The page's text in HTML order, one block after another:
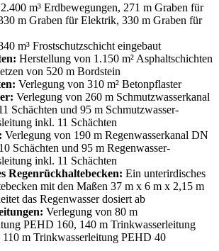
2.400 m³ Erdbewegungen, 271 m Graben für
m Graben für Elektrik, 330 m Graben für
m³ Frostschutzschicht eingebaut
Herstellung von 1.150 m² Asphaltschichten
von 520 m Bordstein
Verlegung von 310 m² Betonpflaster
Verlegung von 260 m Schmutzwasserkanal
Schächten und 95 m Schmutzwasser-
inkl. 11 Schächten
Verlegung von 190 m Regenwasserkanal DN
Schächten und 95 m Regenwasser-
inkl. 11 Schächten
Regenrückhaltebecken: Ein unterirdisches
mit den Maßen 37 m x 6 m x 2,15 m
das Regenwasser dosiert ab
Verlegung von 80 m
PEHD 160, 140 m Trinkwasserleitung
m Trinkwasserleitung PEHD 40